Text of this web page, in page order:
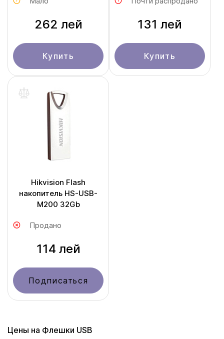
262 лей
Купить
131 лей
Купить
Hikvision Flash
накопитель HS-USB-
M200 32Gb
Продано
114 лей
Подписаться
Цены на Флешки USB